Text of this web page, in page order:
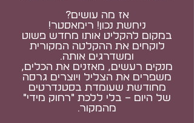
אז מה עושים?
ניחשת נכון! רימאסטר!
במקום להקליט אותו מחדש פשוט
לוקחים את ההקלטה המקורית
ומשדרגים אותה.
מנקים רעשים, מאזנים את הכלים,
משפרים את הצליל ויוצרים גרסה
מחודשת שעומדת בסטנדרטים
של היום – בלי ללכת ״רחוק מידי״
מהמקור.